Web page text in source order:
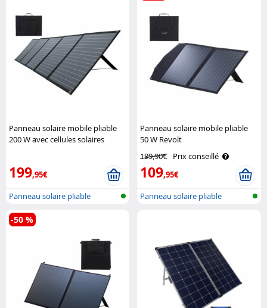
Panneau solaire mobile pliable
200 W avec cellules solaires
199,95€
Panneau solaire pliable
Panneau solaire mobile pliable
50 W Revolt
199,90€ Prix conseillé
109,95€
Panneau solaire pliable
-50 %